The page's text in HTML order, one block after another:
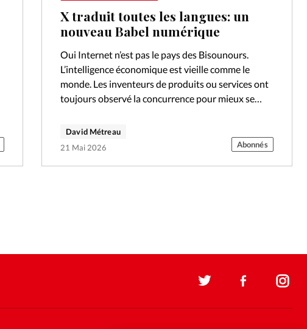
X traduit toutes les langues: un
nouveau Babel numérique
Oui Internet n’est pas le pays des Bisounours.
L’intelligence économique est vieille comme le
monde. Les inventeurs de produits ou services ont
toujours observé la concurrence pour mieux se
David Métreau
21 Mai 2026
Abonnés